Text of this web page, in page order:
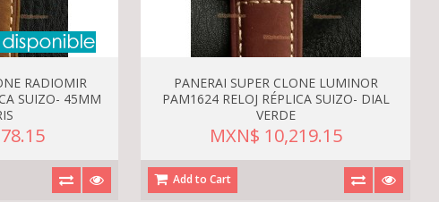
RADIOMIR
SUIZO- 45MM
PANERAI SUPER CLONE LUMINOR
PAM1624 RELOJ RÉPLICA SUIZO- DIAL
VERDE
MXN$ 10,219.15
Add to Cart